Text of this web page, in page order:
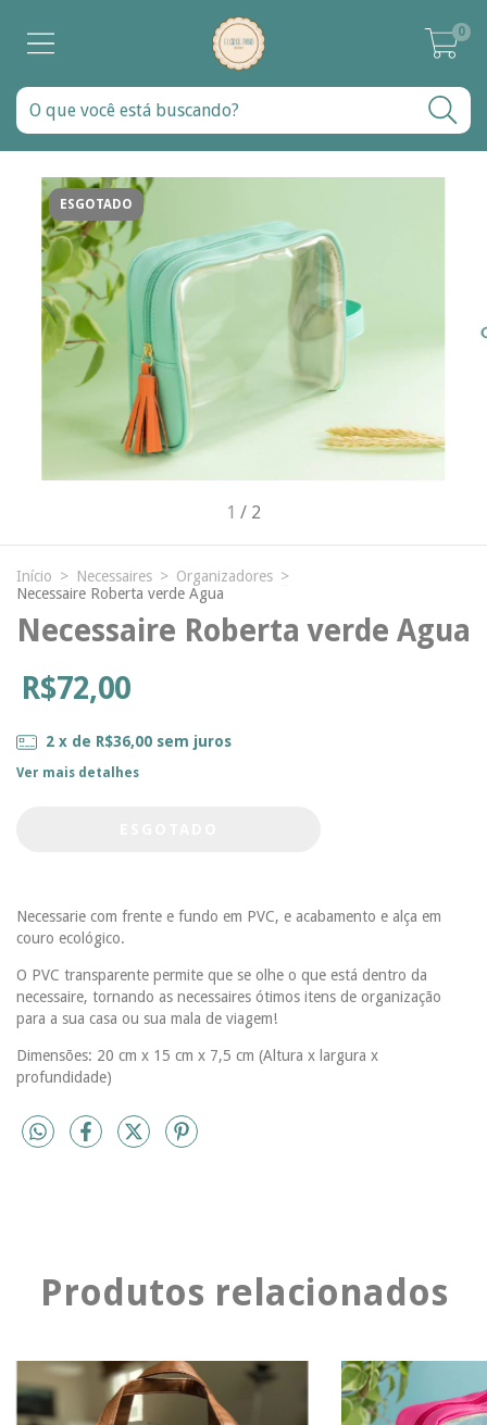
0
ESGOTADO
1 / 2
Início > Necessaires > Organizadores >
Necessaire Roberta verde Agua
Necessaire Roberta verde Agua
R$72,00
2 x de R$36,00 sem juros
Ver mais detalhes
Necessarie com frente e fundo em PVC, e acabamento e alça em
couro ecológico.
O PVC transparente permite que se olhe o que está dentro da
necessaire, tornando as necessaires ótimos itens de organização
para a sua casa ou sua mala de viagem!
Dimensões: 20 cm x 15 cm x 7,5 cm (Altura x largura x
profundidade)
Produtos relacionados